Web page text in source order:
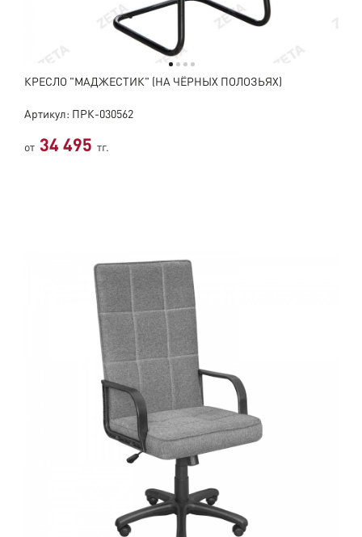
КРЕСЛО "МАДЖЕСТИК" (НА ЧЁРНЫХ ПОЛОЗЬЯХ)
Артикул: ПРК-030562
от 34 495 тг.